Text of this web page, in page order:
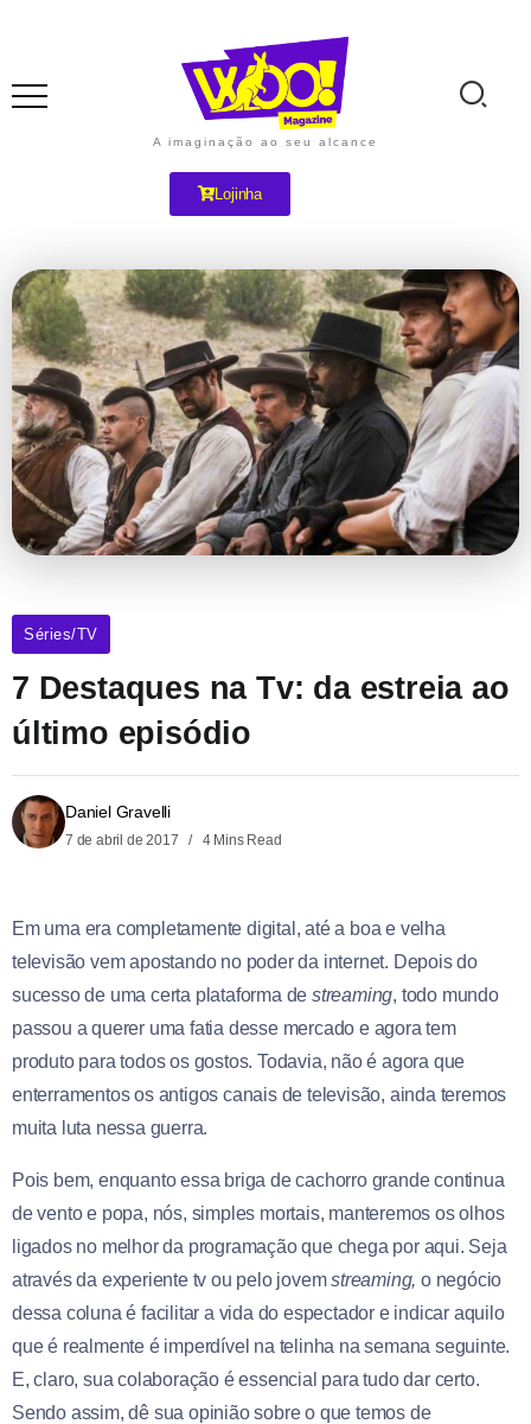
A imaginação ao seu alcance
Lojinha
Séries/TV
7 Destaques na Tv: da estreia ao
último episódio
Daniel Gravelli
7 de abril de 2017 4 Mins Read
Em uma era completamente digital, até a boa e velha
televisão vem apostando no poder da internet. Depois do
sucesso de uma certa plataforma de streaming, todo mundo
passou a querer uma fatia desse mercado e agora tem
produto para todos os gostos. Todavia, não é agora que
enterramentos os antigos canais de televisão, ainda teremos
muita luta nessa guerra.
Pois bem, enquanto essa briga de cachorro grande continua
de vento e popa, nós, simples mortais, manteremos os olhos
ligados no melhor da programação que chega por aqui. Seja
através da experiente tv ou pelo jovemstreaming,o negócio
dessa coluna é facilitar a vida do espectador e indicar aquilo
que é realmente é imperdível na telinha na semana seguinte.
E, claro, sua colaboração é essencial para tudo dar certo.
Sendo assim, dê sua opinião sobre o que temos de